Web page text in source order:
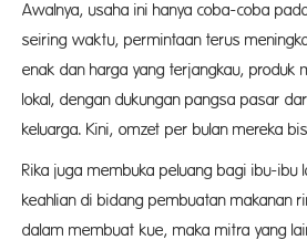
Awalnya, usaha ini hanya coba-coba
seiring waktu, permintaan terus
enak dan harga yang terjangkau, produk
lokal, dengan dukungan pangsa pasar
keluarga. Kini, omzet per bulan mereka
Rika juga membuka peluang bagi ibu-ibu
keahlian di bidang pembuatan makanan
dalam membuat kue, maka mitra yang